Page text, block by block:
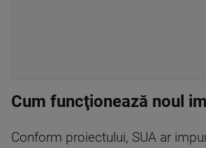
Cum funcţionează noul
Conform proiectului, SUA ar